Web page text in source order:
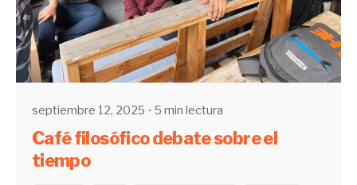
Enviado por
UHE
septiembre 12, 2025 5 min lectura
Café filosófico debate sobre el
tiempo